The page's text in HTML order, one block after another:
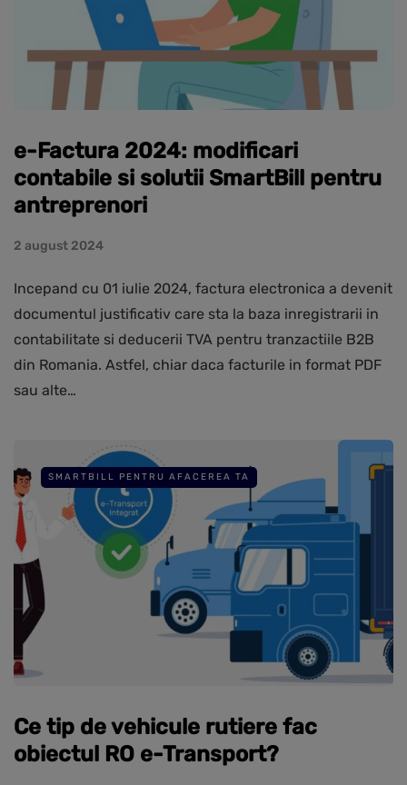
e-Factura 2024: modificari
contabile si solutii SmartBill pentru
antreprenori
2 august 2024
Incepand cu 01 iulie 2024, factura electronica a devenit
documentul justificativ care sta la baza inregistrarii in
contabilitate si deducerii TVA pentru tranzactiile B2B
din Romania. Astfel, chiar daca facturile in format PDF
sau alte…
SMARTBILL PENTRU AFACEREA TA
Ce tip de vehicule rutiere fac
obiectul RO e-Transport?